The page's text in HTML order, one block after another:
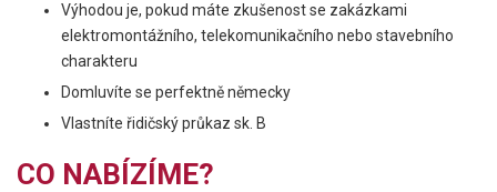
Výhodou je, pokud máte zkušenost se zakázkami
elektromontážního, telekomunikačního nebo stavebního
charakteru
Domluvíte se perfektně německy
Vlastníte řidičský průkaz sk. B
CO NABÍZÍME?